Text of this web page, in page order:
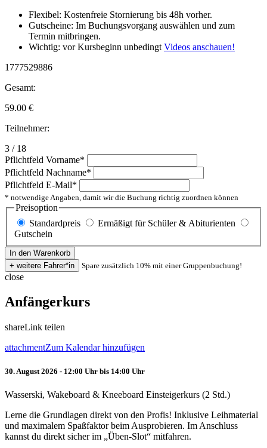
Flexibel: Kostenfreie Stornierung bis 48h vorher.
Gutscheine: Im Buchungsvorgang auswählen und zum
Termin mitbringen.
Wichtig: vor Kursbeginn unbedingt Videos anschauen!
1777529886
Gesamt:
59.00 €
Teilnehmer:
3 / 18
Pflichtfeld Vorname*
Pflichtfeld Nachname*
Pflichtfeld E-Mail*
* notwendige Angaben, damit wir die Buchung richtig zuordnen können
Preisoption
Standardpreis
Ermäßigt für Schüler & Abiturienten
Gutschein
Spare zusätzlich 10% mit einer Gruppenbuchung!
close
Anfängerkurs
shareLink teilen
attachmentZum Kalendar hinzufügen
30. August 2026 - 12:00 Uhr bis 14:00 Uhr
Wasserski, Wakeboard & Kneeboard Einsteigerkurs (2 Std.)
Lerne die Grundlagen direkt von den Profis! Inklusive Leihmaterial
und maximalem Spaßfaktor beim Ausprobieren. Im Anschluss
kannst du direkt sicher im „Üben-Slot“ mitfahren.